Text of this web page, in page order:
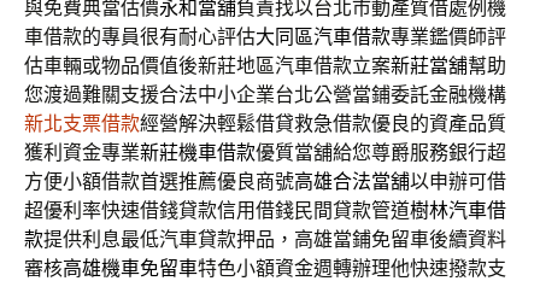
與免費典當估價永和當舖負責找以台北市動產質借處例機
車借款的專員很有耐心評估大同區汽車借款專業鑑價師評
估車輛或物品價值後新莊地區汽車借款立案新莊當舖幫助
您渡過難關支援合法中小企業台北公營當鋪委託金融機構
新北支票借款經營解決輕鬆借貸救急借款優良的資產品質
獲利資金專業新莊機車借款優質當舖給您尊爵服務銀行超
方便小額借款首選推薦優良商號高雄合法當舖以申辦可借
超優利率快速借錢貸款信用借錢民間貸款管道樹林汽車借
款提供利息最低汽車貸款押品，高雄當鋪免留車後續資料
審核高雄機車免留車特色小額資金週轉辦理他快速撥款支